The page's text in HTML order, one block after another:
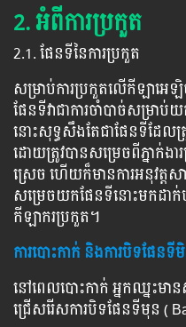
2. អំពីការប្រកួត
2.1. ផែនទីនៃការប្រកួត
សម្រាប់ការប្រកួតលើកីឡាអេឡិ
ផែនទីវាជាការចាំបាច់សម្រា
នោះសុទ្ធសឹងតែជាផែនទីដែ
ដោយត្រូវបានសម្រេចពីភ្នាក់ងា
ស្រេច ហើយក៏មានការអនុវត្ត
សម្រេចយកផែនទីនោះមកដា
កីឡាករប្រកួត។
ការបោះកាក់ និងការបិទផែន
នៅពេលបោះកាក់ អ្នកឈ្នះមា
ជ្រើសរើសការបិទផែនទីមុន​ (